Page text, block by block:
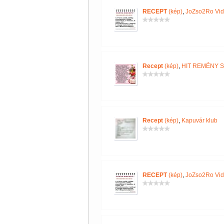
RECEPT(kép), JoZso2Ro
Recept(kép), HIT REMÉNY
Recept(kép), Kapuvár klub
RECEPT(kép), JoZso2Ro